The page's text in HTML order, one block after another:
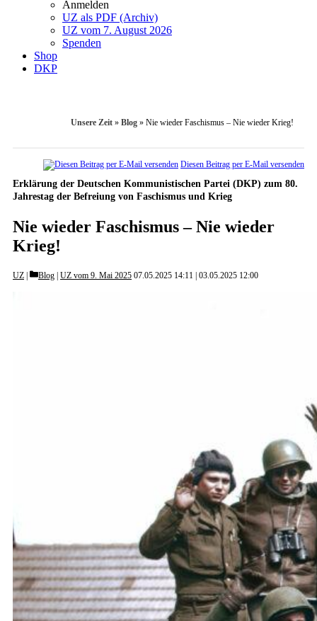
Anmelden
UZ als PDF (Archiv)
UZ vom 7. August 2026
Spenden
Shop
DKP
Unsere Zeit » Blog » Nie wieder Faschismus – Nie wieder Krieg!
Diesen Beitrag per E-Mail versenden
Erklärung der Deutschen Kommunistischen Partei (DKP) zum 80.
Jahrestag der Befreiung von Faschismus und Krieg
Nie wieder Faschismus – Nie wieder
Krieg!
UZ Categories
Blog UZ vom 9. Mai 2025 07.05.2025 14:11 03.05.2025 12:00